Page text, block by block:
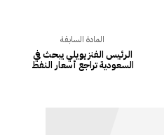
المادة السابقة
الرئيس الفنزيويلي يبحث في
السعودية تراجع أسعار النفط